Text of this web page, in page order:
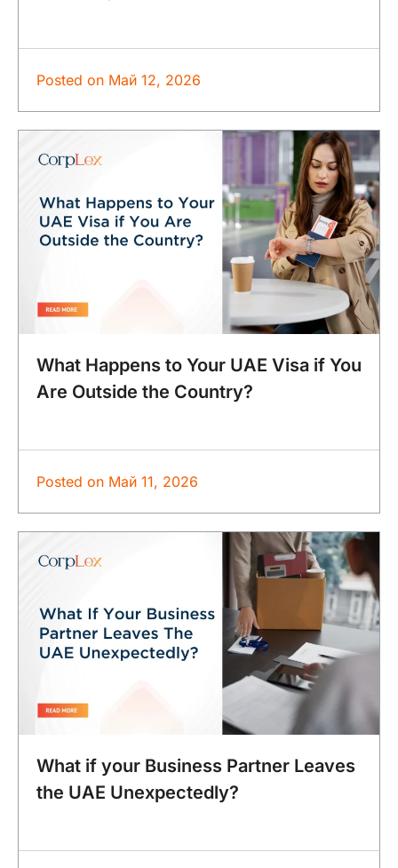
Posted on Май 12, 2026
What Happens to Your UAE Visa if You
Are Outside the Country?
Posted on Май 11, 2026
What if your Business Partner Leaves
the UAE Unexpectedly?